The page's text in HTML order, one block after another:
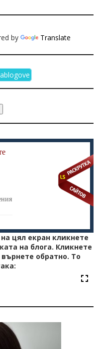
by Translate
цял екран кликнете
на блога. Кликнете
обратно. То